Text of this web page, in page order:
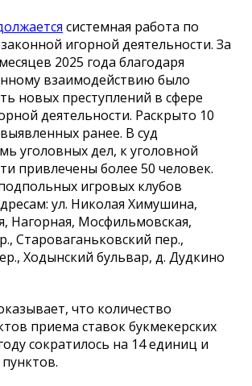
системная работа по
игорной деятельности. За
2025 года благодаря
взаимодействию было
новых преступлений в сфере
деятельности. Раскрыто 10
ранее. В суд
уголовных дел, к уголовной
привлечены более 50 человек.
игровых клубов
ул. Николая Химушина,
Нагорная, Мосфильмовская,
Староваганьковский пер.,
Ходынский бульвар, д. Дудкино
что количество
приема ставок букмекерских
сократилось на 14 единиц и